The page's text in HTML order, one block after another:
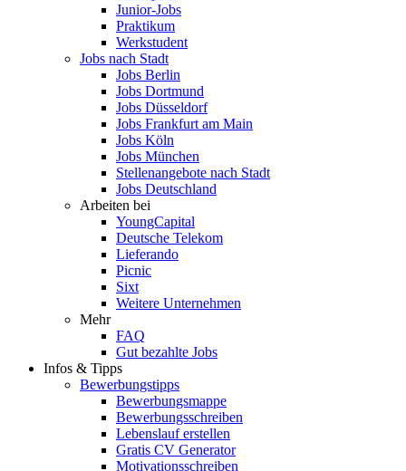
Junior-Jobs
Praktikum
Werkstudent
Jobs nach Stadt
Jobs Berlin
Jobs Dortmund
Jobs Düsseldorf
Jobs Frankfurt am Main
Jobs Köln
Jobs München
Stellenangebote nach Stadt
Jobs Deutschland
Arbeiten bei
YoungCapital
Deutsche Telekom
Lieferando
Picnic
Sixt
Weitere Unternehmen
Mehr
FAQ
Gut bezahlte Jobs
Infos & Tipps
Bewerbungstipps
Bewerbungsmappe
Bewerbungsschreiben
Lebenslauf erstellen
Gratis CV Generator
Motivationsschreiben